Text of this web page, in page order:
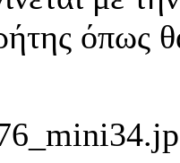
όπως